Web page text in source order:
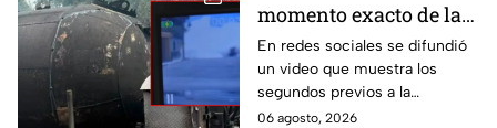
momento exacto de la
explosión de pipa de
gas en Cuernavaca,
Morelos
En redes sociales se difundió
un video que muestra los
segundos previos a la
explosión de una pipa de gas
06 agosto, 2026